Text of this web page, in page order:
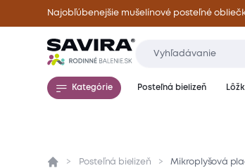
Najobľúbenejšie mušelínové posteľné
Kategórie Posteľná bielizeň
Prehľad Parametre Popis
Posteľná bielizeň Mikroplyšová